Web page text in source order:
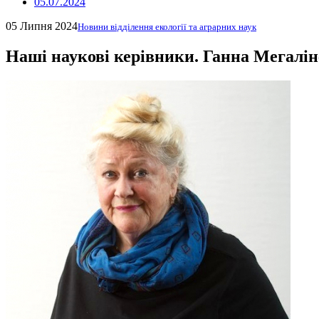
05 Липня 2024Новини відділення екології та аграрних наук
Наші наукові керівники. Ганна